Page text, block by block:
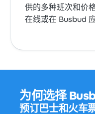
供的多种班次和价
在线或在 Busbud
为何选择
预订巴士和火车